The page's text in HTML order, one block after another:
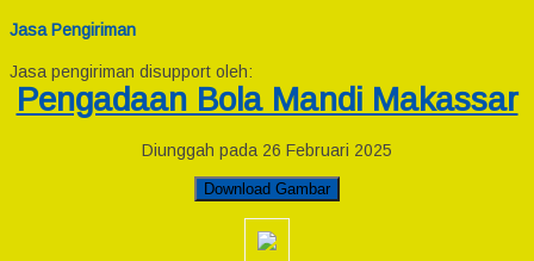
Jasa Pengiriman
Jasa pengiriman disupport oleh:
Pengadaan Bola Mandi Makassar
Diunggah pada 26 Februari 2025
Download Gambar